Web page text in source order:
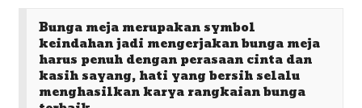
Bunga meja merupakan symbol
keindahan jadi mengerjakan bunga meja
harus penuh dengan perasaan cinta dan
kasih sayang, hati yang bersih selalu
menghasilkan karya rangkaian bunga